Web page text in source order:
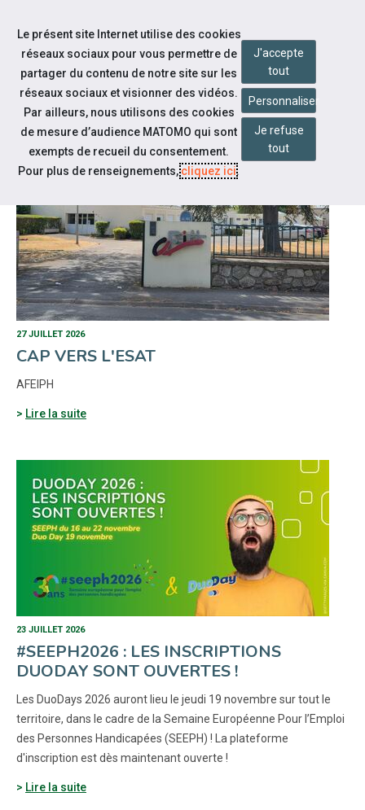
Aller au contenu
ACTUALITÉS
27 JUILLET 2026
CAP VERS L'ESAT
AFEIPH
Lire la suite
23 JUILLET 2026
#SEEPH2026 : LES INSCRIPTIONS
DUODAY SONT OUVERTES !
Les DuoDays 2026 auront lieu le jeudi 19 novembre sur tout le
territoire, dans le cadre de la Semaine Européenne Pour l’Emploi
des Personnes Handicapées (SEEPH) ! La plateforme
d'inscription est dès maintenant ouverte !
Lire la suite
Le présent site Internet utilise des cookies
réseaux sociaux pour vous permettre de
partager du contenu de notre site sur les
réseaux sociaux et visionner des vidéos.
Par ailleurs, nous utilisons des cookies
de mesure d’audience MATOMO qui sont
exempts de recueil du consentement.
Pour plus de renseignements,cliquez ici.
J'accepte
tout
Personnaliser
Je refuse
tout